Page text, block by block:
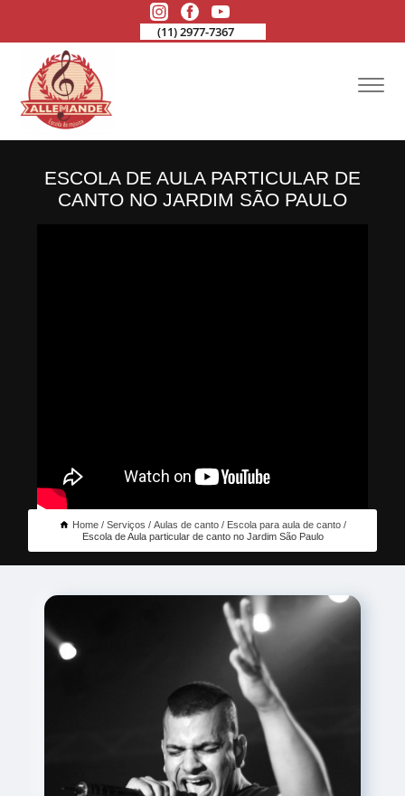
(11) 2977-7367
ESCOLA DE AULA PARTICULAR DE
CANTO NO JARDIM SÃO PAULO
Home Serviços Aulas de canto
Escola para aula de canto
Escola de Aula particular de canto no Jardim São Paulo